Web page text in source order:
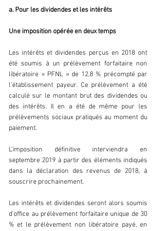
a. Pour les dividendes et les intérêts
Une imposition opérée en deux temps
Les intérêts et dividendes perçus en 2018 ont
été soumis à un prélèvement forfaitaire non
libératoire « PFNL » de 12,8 % précompté par
l’établissement payeur. Ce prélèvement a été
calculé sur le montant brut des dividendes ou
des intérêts. Il en a été de même pour les
prélèvements sociaux pratiqués au moment du
paiement.
L’imposition définitive interviendra en
septembre 2019 à partir des éléments indiqués
dans la déclaration des revenus de 2018, à
souscrire prochainement.
Les intérêts et dividendes seront alors soumis
d’office au prélèvement forfaitaire unique de 30
% et le prélèvement non libératoire payé, en